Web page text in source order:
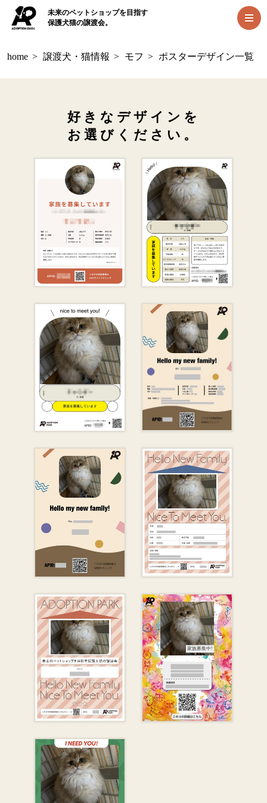
未来のペットショップを目指す
保護犬猫の譲渡会。
home > 譲渡犬・猫情報 > モフ > ポスターデザイン一覧
好きなデザインを
お選びください。